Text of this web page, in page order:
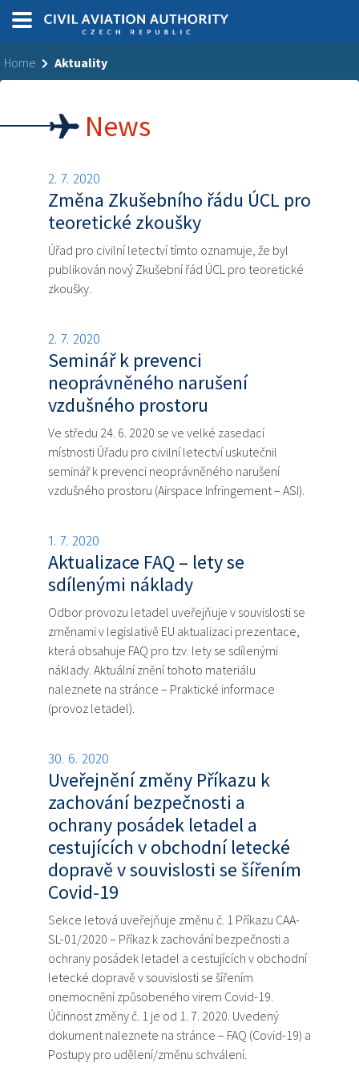
Home Aktuality
News
2. 7. 2020
Změna Zkušebního řádu ÚCL pro
teoretické zkoušky
Úřad pro civilní letectví tímto oznamuje, že byl
publikován nový Zkušební řád ÚCL pro teoretické
zkoušky.
2. 7. 2020
Seminář k prevenci
neoprávněného narušení
vzdušného prostoru
Ve středu 24. 6. 2020 se ve velké zasedací
místnosti Úřadu pro civilní letectví uskutečnil
seminář k prevenci neoprávněného narušení
vzdušného prostoru (Airspace Infringement – ASI).
1. 7. 2020
Aktualizace FAQ – lety se
sdílenými náklady
Odbor provozu letadel uveřejňuje v souvislosti se
změnami v legislativě EU aktualizaci prezentace,
která obsahuje FAQ pro tzv. lety se sdílenými
náklady. Aktuální znění tohoto materiálu
naleznete na stránce – Praktické informace
(provoz letadel).
30. 6. 2020
Uveřejnění změny Příkazu k
zachování bezpečnosti a
ochrany posádek letadel a
cestujících v obchodní letecké
dopravě v souvislosti se šířením
Covid-19
Sekce letová uveřejňuje změnu č. 1 Příkazu CAA-
SL-01/2020 – Příkaz k zachování bezpečnosti a
ochrany posádek letadel a cestujících v obchodní
letecké dopravě v souvislosti se šířením
onemocnění způsobeného virem Covid-19.
Účinnost změny č. 1 je od 1. 7. 2020. Uvedený
dokument naleznete na stránce – FAQ (Covid-19) a
Postupy pro udělení/změnu schválení.